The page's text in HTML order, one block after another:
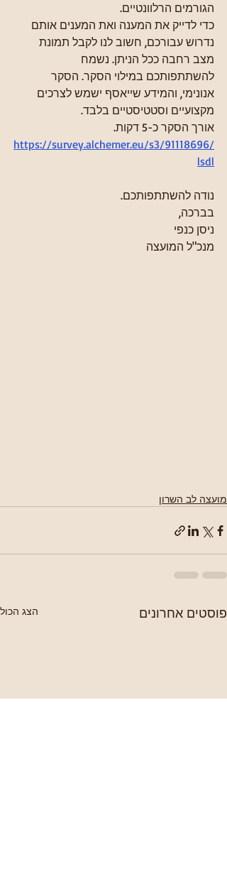
הגורמים הרלוונטיים.
כדי לדייק את המענה ואת המענים אותם
נדרוש עבורכם, חשוב לנו לקבל תמונת
מצב רחבה ככל הניתן. נשמח
להשתתפותכם במילוי הסקר. הסקר
אנונימי, והמידע שייאסף ישמש לצרכים
מקצועיים וסטטיסטיים בלבד.
אורך הסקר כ-5 דקות.
https://survey.alchemer.eu/s3/91118696/
lsdl
נודה להשתתפותכם.
בברכה,
ניסן כנפי
מנכ"ל המועצה
מועצה לב השרון
פוסטים אחרונים הצג הכול